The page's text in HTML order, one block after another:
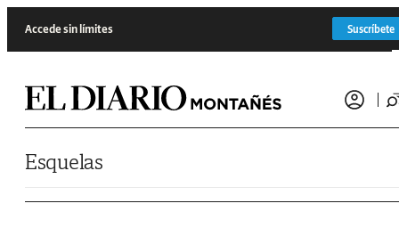
Accede sin límites Suscríbete
Esquelas